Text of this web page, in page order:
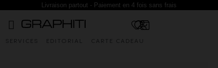
Livraison partout - Paiement en 4 fois sans frais
SERVICES EDITORIAL CARTE CADEAU